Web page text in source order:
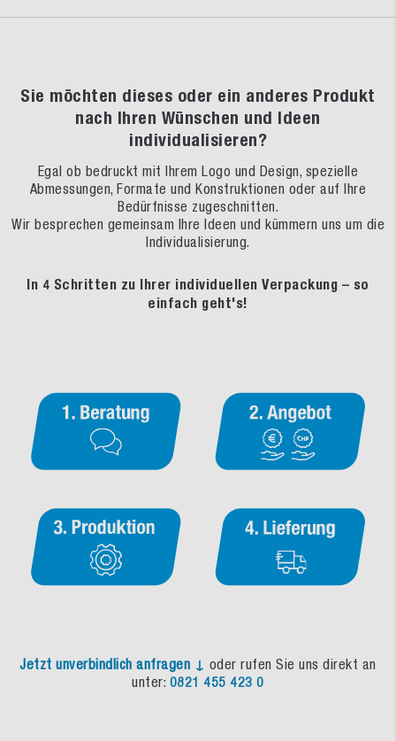
Sie möchten dieses oder ein anderes Produkt
nach Ihren Wünschen und Ideen
individualisieren?
Egal ob bedruckt mit Ihrem Logo und Design, spezielle
Abmessungen, Formate und Konstruktionen oder auf Ihre
Bedürfnisse zugeschnitten.
Wir besprechen gemeinsam Ihre Ideen und kümmern uns um die
Individualisierung.
In 4 Schritten zu Ihrer individuellen Verpackung – so
einfach geht's!
Jetzt unverbindlich anfragen ↓ oder rufen Sie uns direkt an
unter: 0821 455 423 0